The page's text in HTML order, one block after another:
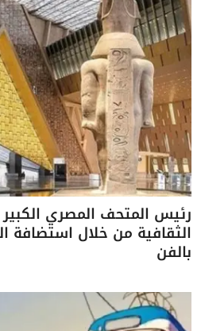
رئيس المتحف المصري
الثقافية من خلال استضافة
بالفن